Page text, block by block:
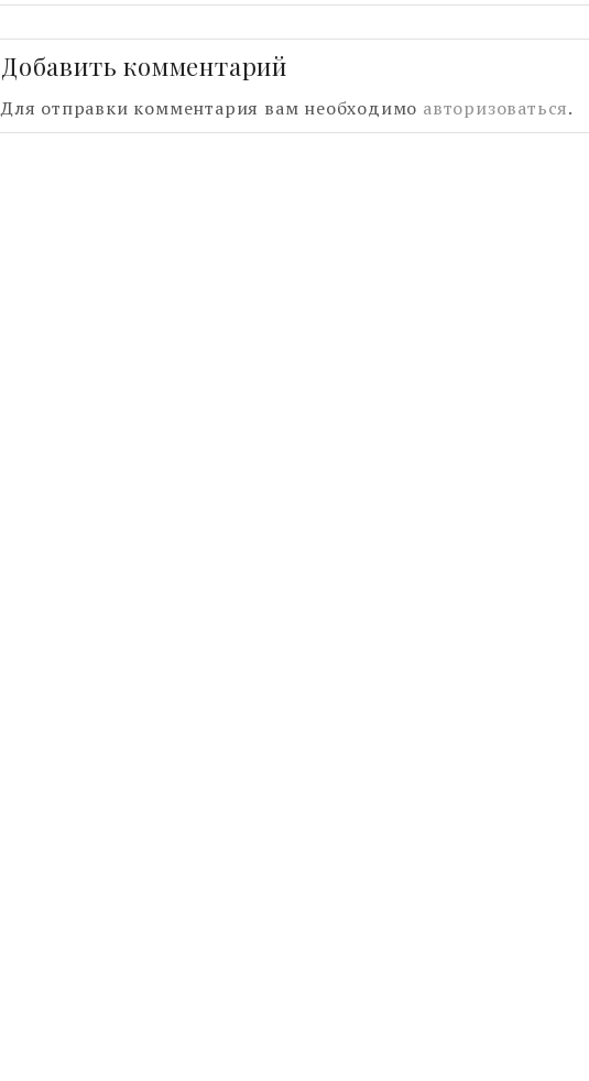
Добавить комментарий
Для отправки комментария вам необходимо авторизоваться.